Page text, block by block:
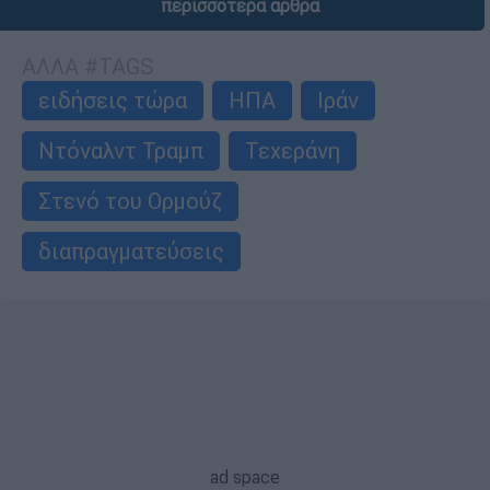
περισσότερα άρθρα
ειδήσεις τώρα
ΗΠΑ
Ιράν
Ντόναλντ Τραμπ
Τεχεράνη
Στενό του Ορμούζ
διαπραγματεύσεις